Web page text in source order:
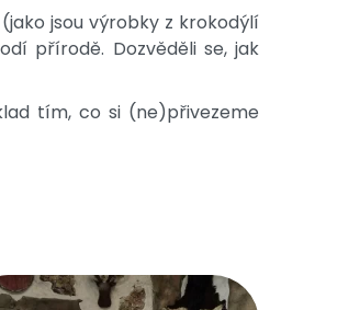
jsou výrobky z krokodýlí
přírodě. Dozvěděli se, jak
tím, co si (ne)přivezeme